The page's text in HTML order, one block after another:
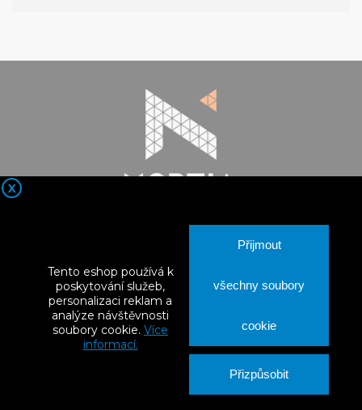
X
Tento eshop používá k
poskytování služeb,
personalizaci reklam a
analýze návštěvnosti
soubory cookie. Více
informací.
Přijmout
všechny soubory
cookie
Přizpůsobit
Vše o nákupu
Váš účet